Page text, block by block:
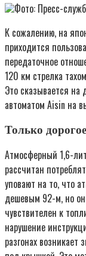
Фото: Пресс-
К сожалению, на
приходится
передаточное
120 км стрелка
Это сказывается
автоматом Aisin на
Только
Атмосферный 1,6-
рассчитан
уповают на то, что
дешевым 92-м, но
чувствителен к
нарушение
разгонах возникает